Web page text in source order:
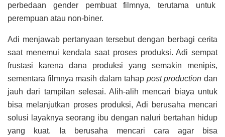
perbedaan gender pembuat filmnya, terutama untuk
perempuan atau non-biner.
Adi menjawab pertanyaan tersebut dengan berbagi cerita
saat menemui kendala saat proses produksi. Adi sempat
frustasi karena dana produksi yang semakin menipis,
sementara filmnya masih dalam tahap post production dan
jauh dari tampilan selesai. Alih-alih mencari biaya untuk
bisa melanjutkan proses produksi, Adi berusaha mencari
solusi layaknya seorang ibu dengan naluri bertahan hidup
yang kuat. Ia berusaha mencari cara agar bisa